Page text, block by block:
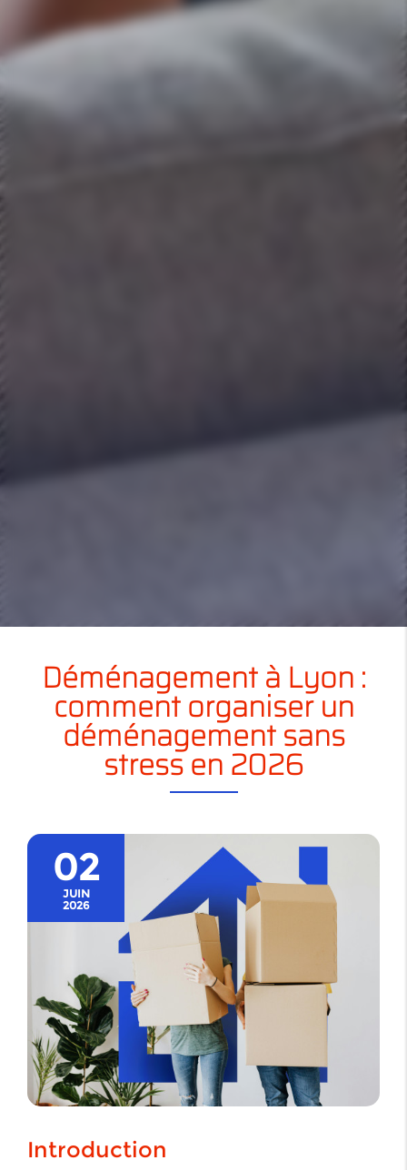
Déménagement à Lyon :
comment organiser un
déménagement sans
stress en 2026
02
JUIN
2026
Introduction